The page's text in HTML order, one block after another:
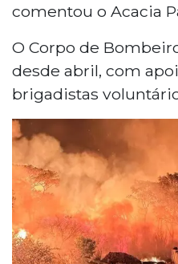
comentou o Acacia
O Corpo de
desde abril, com
brigadistas